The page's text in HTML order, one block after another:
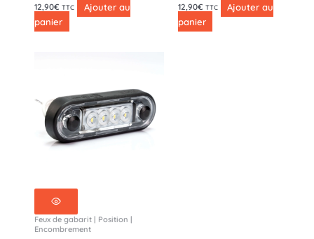
12,90€ TTC
Ajouter au
panier
12,90€ TTC
Ajouter au
panier
Feux de gabarit | Position |
Encombrement